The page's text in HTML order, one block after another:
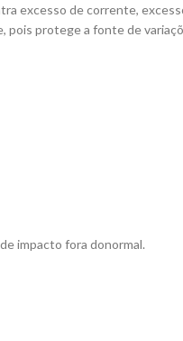
excesso de corrente,
protege a fonte de
impacto fora donormal.